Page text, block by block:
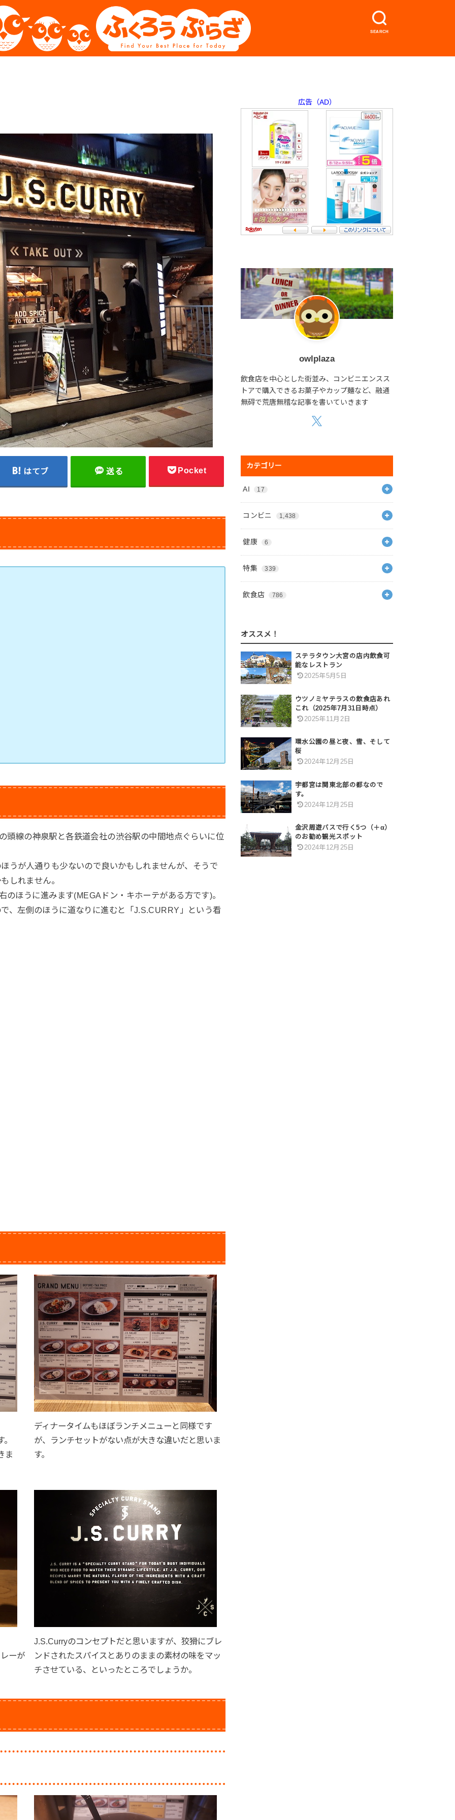
SEARCH
はてブ 送る Pocket
頭線の神泉駅と各鉄道会社の渋谷駅の中間地点ぐらいに位
うが人通りも少ないので良いかもしれませんが、そうで
しれません。
ほうに進みます(MEGAドン・キホーテがある方です)。
、左側のほうに道なりに進むと「J.S.CURRY」という看
ま
ディナータイムもほぼランチメニューと同様です
が、ランチセットがない点が大きな違いだと思いま
す。
ーが
J.S.Curryのコンセプトだと思いますが、狡猾にブレ
ンドされたスパイスとありのままの素材の味をマッ
チさせている、といったところでしょうか。
広告（AD）
owlplaza
飲食店を中心とした街並み、コンビニエンスス
トアで購入できるお菓子やカップ麺など、融通
無碍で荒唐無稽な記事を書いていきます
カテゴリー
AI 17
コンビニ 1,438
健康 6
特集 339
飲食店 786
オススメ！
ステラタウン大宮の店内飲食可
能なレストラン
2025年5月5日
ウツノミヤテラスの飲食店あれ
これ（2025年7月31日時点）
2025年11月2日
環水公園の昼と夜、雪、そして
桜
2024年12月25日
宇都宮は関東北部の都なので
す。
2024年12月25日
金沢周遊バスで行く5つ（＋α）
のお勧め観光スポット
2024年12月25日